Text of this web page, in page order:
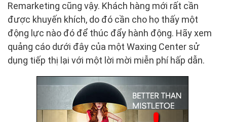
Remarketing cũng vậy. Khách hàng mới rất cần
được khuyến khích, do đó cần cho họ thấy một
động lực nào đó để thúc đẩy hành động. Hãy xem
quảng cáo dưới đây của một Waxing Center sử
dụng tiếp thị lại với một lời mời miễn phí hấp dẫn.